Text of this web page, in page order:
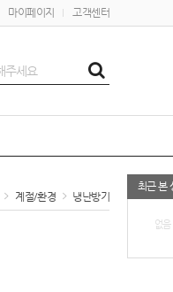
마이페이지 고객센터
최근 본
없음
계절/환경 냉난방기